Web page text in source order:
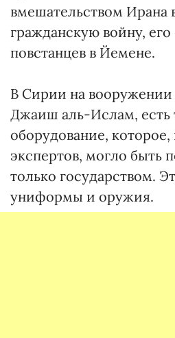
вмешательством Ирана
гражданскую войну,
повстанцев в Йемене.
В Сирии на вооружении
Джаиш аль-Ислам, есть
оборудование,
экспертов, могло быть
только государством.
униформы и оружия.